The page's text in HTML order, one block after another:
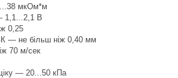
мкОм*м
1,1...2,1 В
0,25
— не більш ніж 0,40 мм
70 м/сек
— 20...50 кПа